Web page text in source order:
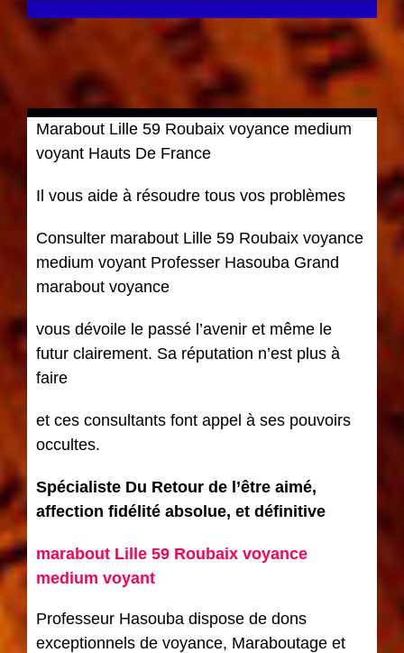
Marabout Lille 59 Roubaix voyance medium
voyant Hauts De France
Il vous aide à résoudre tous vos problèmes
Consulter marabout Lille 59 Roubaix voyance
medium voyant Professer Hasouba Grand
marabout voyance
vous dévoile le passé l’avenir et même le
futur clairement. Sa réputation n’est plus à
faire
et ces consultants font appel à ses pouvoirs
occultes.
Spécialiste Du Retour de l’être aimé,
affection fidélité absolue, et définitive
marabout Lille 59 Roubaix voyance
medium voyant
Professeur Hasouba dispose de dons
exceptionnels de voyance, Maraboutage et